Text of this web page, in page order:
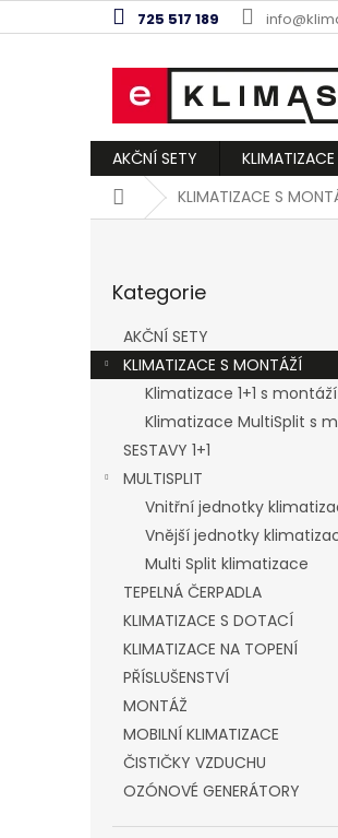
na
725 517 189
AKČNÍ SETY
DomůKLIMATIZACE S
a
n
kategorie
Kategorie
AKČNÍ SETY
KLIMATIZACE S MONTÁŽÍ
Klimatizace 1+1 s montáží
Klimatizace MultiSplit s
SESTAVY 1+1
MULTISPLIT
Vnitřní jednotky
Vnější jednotky
Multi Split klimatizace
TEPELNÁ ČERPADLA
KLIMATIZACE S DOTACÍ
KLIMATIZACE NA TOPENÍ
PŘÍSLUŠENSTVÍ
MONTÁŽ
MOBILNÍ KLIMATIZACE
ČISTIČKY VZDUCHU
OZÓNOVÉ GENERÁTORY